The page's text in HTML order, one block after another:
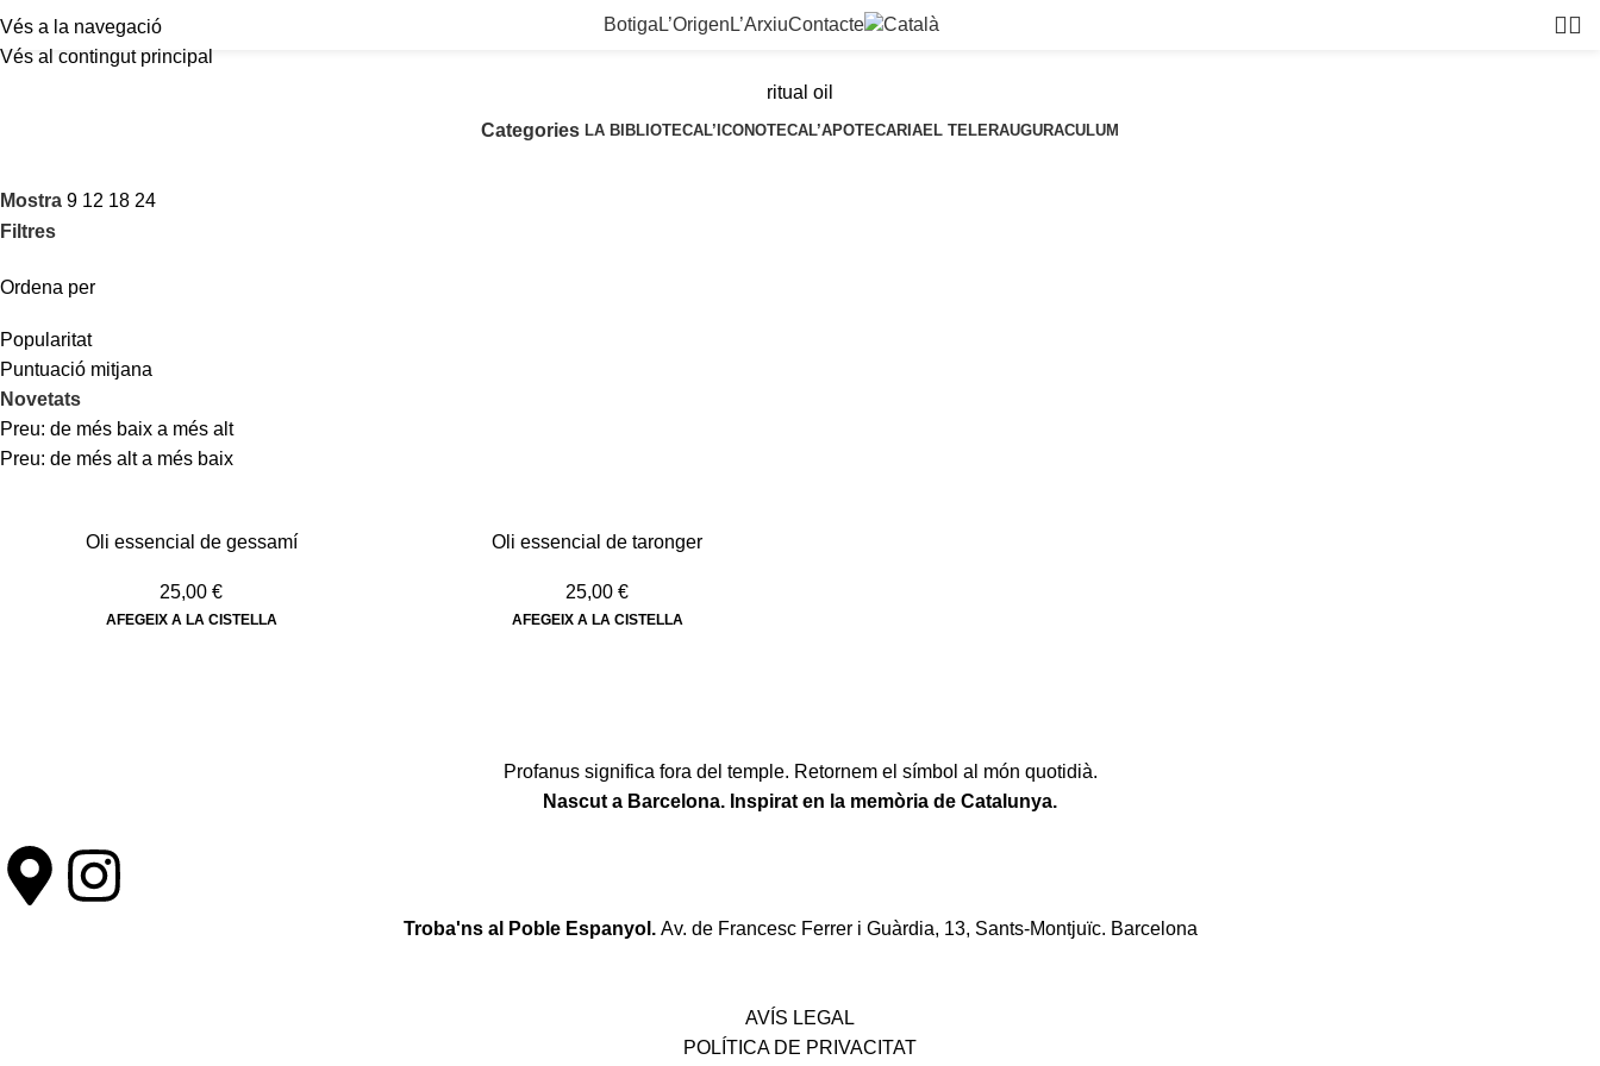
Vés a la navegació
Vés al contingut principal
Botiga L’Origen L’ArxiuContacte
ritual oil
Categories LA BIBLIOTECAL’ICONOTECAL’APOTECARIAEL TELERAUGURACULUM
Mostra 9 12 18 24
Filtres
Ordena per
Popularitat
Puntuació mitjana
Novetats
Preu: de més baix a més alt
Preu: de més alt a més baix
Oli essencial de gessamí
25,00 €
AFEGEIX A LA CISTELLA
Oli essencial de taronger
25,00 €
AFEGEIX A LA CISTELLA
Profanus significa fora del temple. Retornem el símbol al món quotidià.
Nascut a Barcelona. Inspirat en la memòria de Catalunya.
Troba'ns al Poble Espanyol. Av. de Francesc Ferrer i Guàrdia, 13, Sants-Montjuïc. Barcelona
AVÍS LEGAL
POLÍTICA DE PRIVACITAT